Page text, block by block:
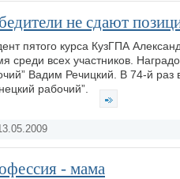
не сдают
пятого курса КузГПА
среди всех участников.
Вадим Речицкий. В 74-й раз
рабочий”.
- мама